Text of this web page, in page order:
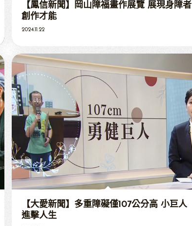
【鳳信新聞】岡山障福畫作展覽 展現身障者
創作才能
2024.11.22
【大愛新聞】多重障礙僅107公分高 小巨人
進擊人生